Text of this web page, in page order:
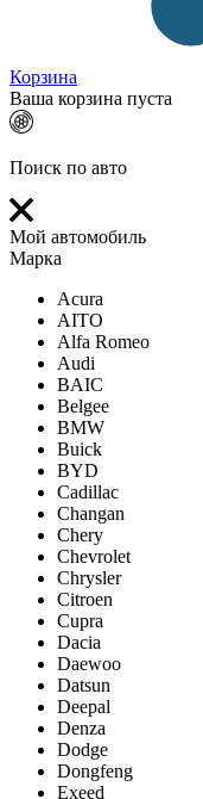
Корзина
Ваша корзина пуста
Поиск по авто
Мой автомобиль
Марка
Acura
AITO
Alfa Romeo
Audi
BAIC
Belgee
BMW
Buick
BYD
Cadillac
Changan
Chery
Chevrolet
Chrysler
Citroen
Cupra
Dacia
Daewoo
Datsun
Deepal
Denza
Dodge
Dongfeng
Exeed